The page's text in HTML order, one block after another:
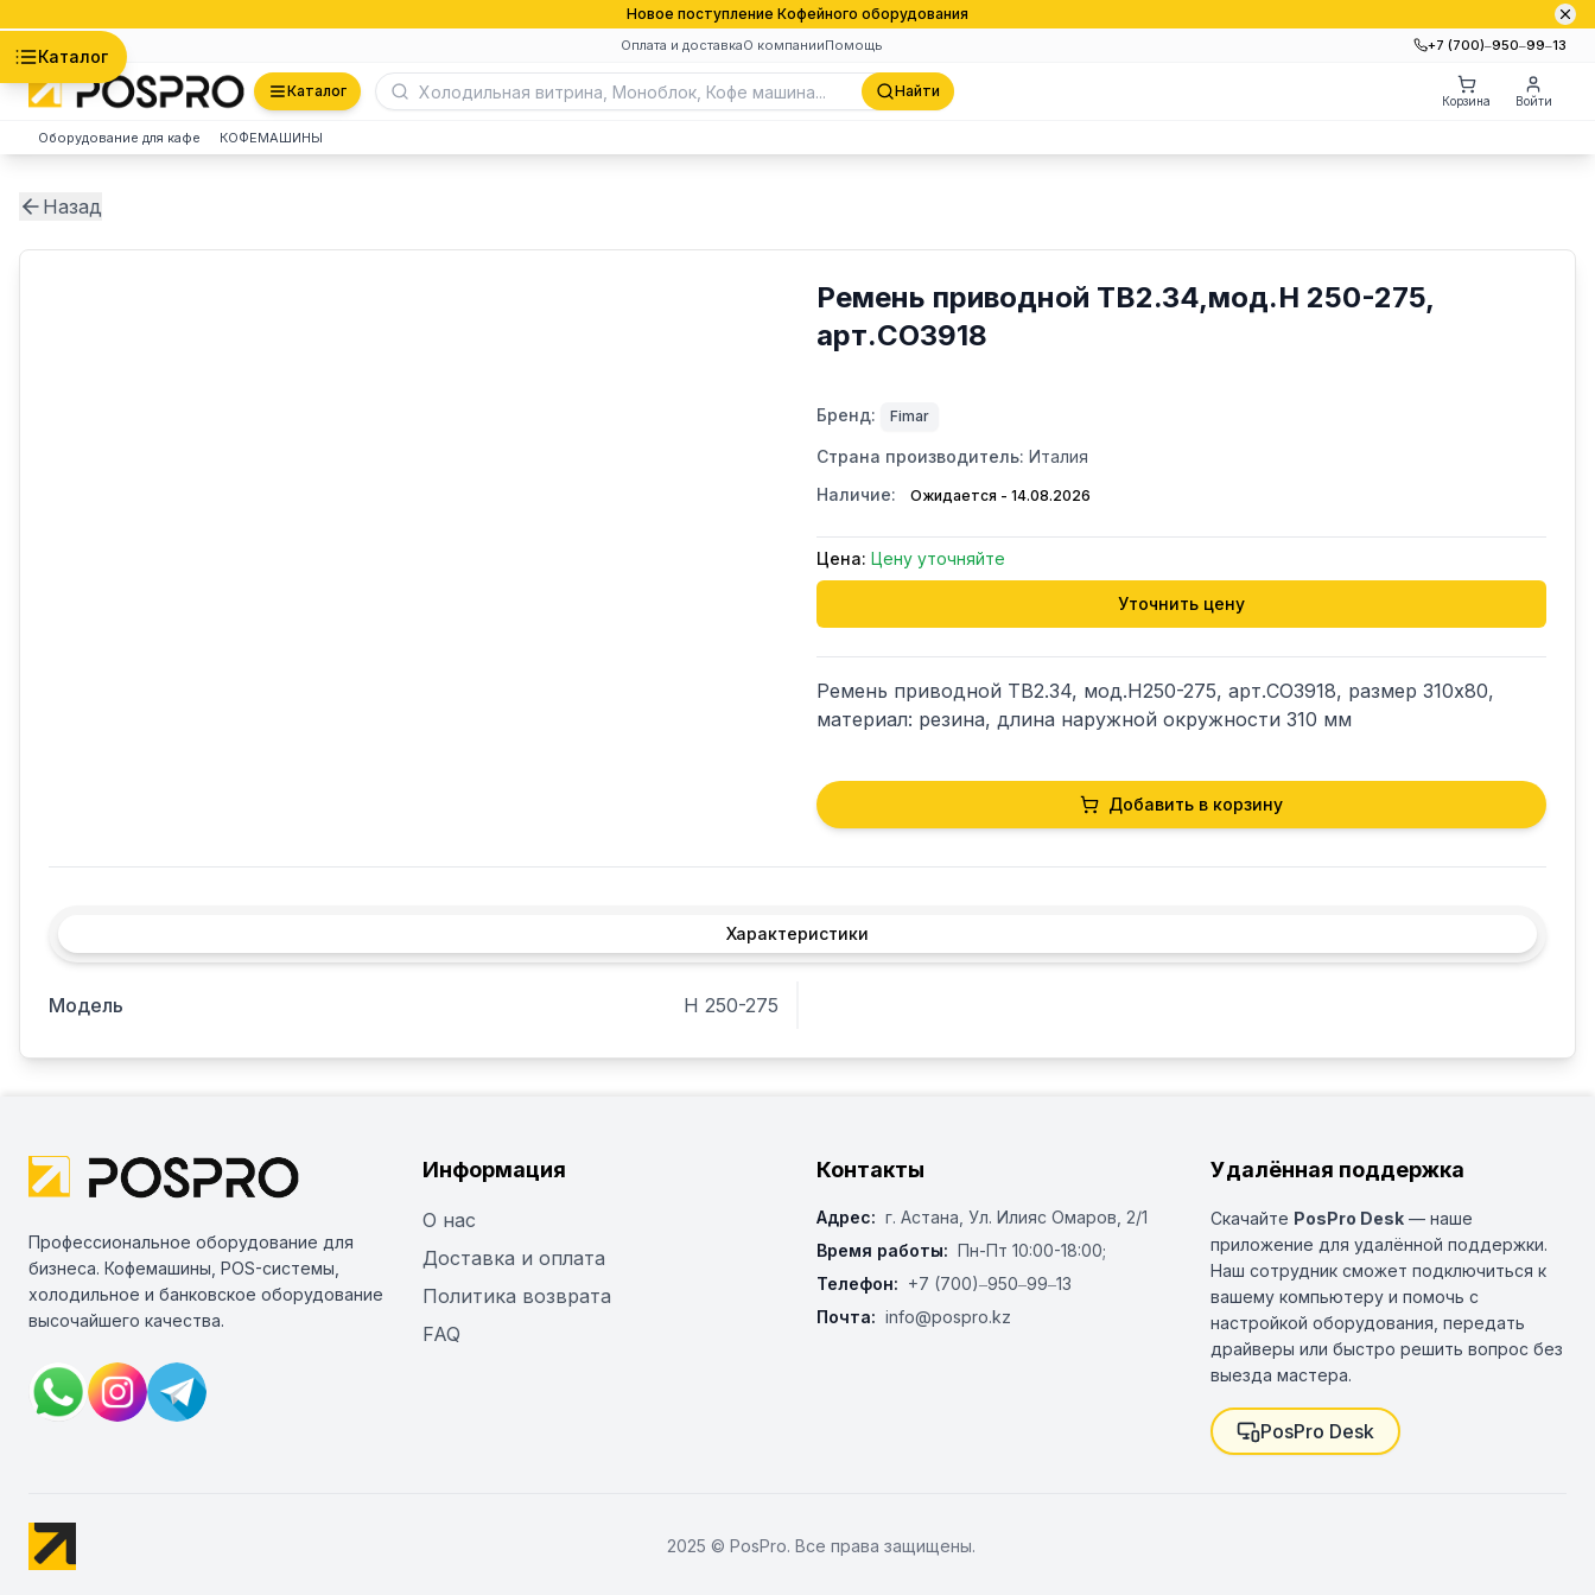
Новое поступление Кофейного оборудования
Оплата и доставкаО компанииПомощь +7 (700)‒950‒99‒13
Каталог
Каталог Найти
Корзина Войти
Оборудование для кафе КОФЕМАШИНЫ
Назад
Ремень приводной TB2.34,мод.Н 250-275,
арт.CO3918
Бренд: Fimar
Страна производитель: Италия
Наличие:
Ожидается - 14.08.2026
Цена: Цену уточняйте
Уточнить цену
Ремень приводной TB2.34, мод.Н250-275, арт.CO3918, размер 310х80,
материал: резина, длина наружной окружности 310 мм
Добавить в корзину
Характеристики
Модель Н 250-275
Профессиональное оборудование для
бизнеса. Кофемашины, POS-системы,
холодильное и банковское оборудование
высочайшего качества.
Информация
О нас
Доставка и оплата
Политика возврата
FAQ
Контакты
Адрес: г. Астана, ​Ул. Илияс Омаров, 2/1
Время работы: Пн-Пт 10:00-18:00;
Телефон: +7 (700)‒950‒99‒13
Почта: info@pospro.kz
Удалённая поддержка
Скачайте PosPro Desk — наше
приложение для удалённой поддержки.
Наш сотрудник сможет подключиться к
вашему компьютеру и помочь с
настройкой оборудования, передать
драйверы или быстро решить вопрос без
выезда мастера.
PosPro Desk
2025 © PosPro. Все права защищены.